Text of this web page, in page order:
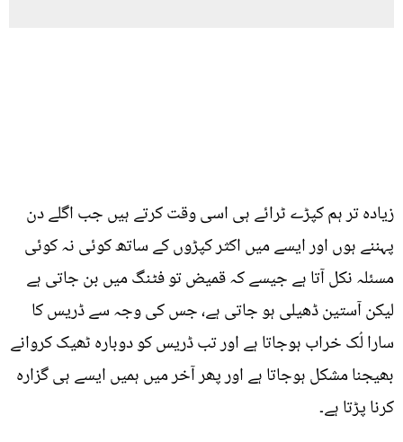
زیادہ تر ہم کپڑے ٹرائے ہی اسی وقت کرتے ہیں جب اگلے دن
پہننے ہوں اور ایسے میں اکثر کپڑوں کے ساتھ کوئی نہ کوئی
مسئلہ نکل آتا ہے جیسے کہ قمیض تو فٹنگ میں بن جاتی ہے
لیکن آستین ڈھیلی ہو جاتی ہے، جس کی وجہ سے ڈریس کا
سارا لُک خراب ہوجاتا ہے اور تب ڈریس کو دوبارہ ٹھیک کروانے
بھیجنا مشکل ہوجاتا ہے اور پھر آخر میں ہمیں ایسے ہی گزارہ
کرنا پڑتا ہے۔